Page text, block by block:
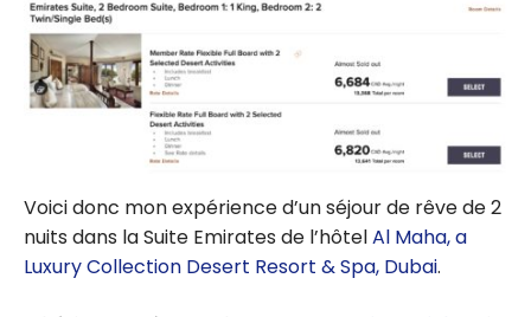
Voici donc mon expérience d’un séjour de rêve de 2
nuits dans la Suite Emirates de l’hôtelAl Maha, a
Luxury Collection Desert Resort & Spa, Dubai.